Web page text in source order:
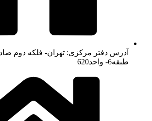
آدرس دفتر مرکزی: تهران- فلکه دوم
طبقه6- واحد620